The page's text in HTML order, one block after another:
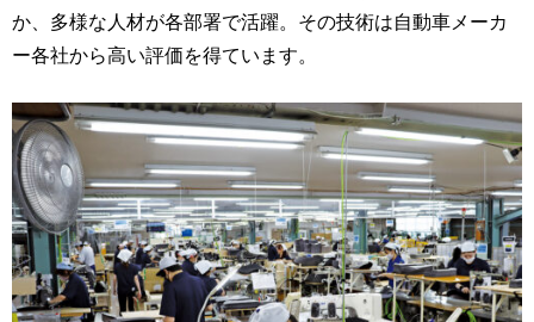
か、多様な人材が各部署で活躍。その技術は自動車メーカ
ー各社から高い評価を得ています。